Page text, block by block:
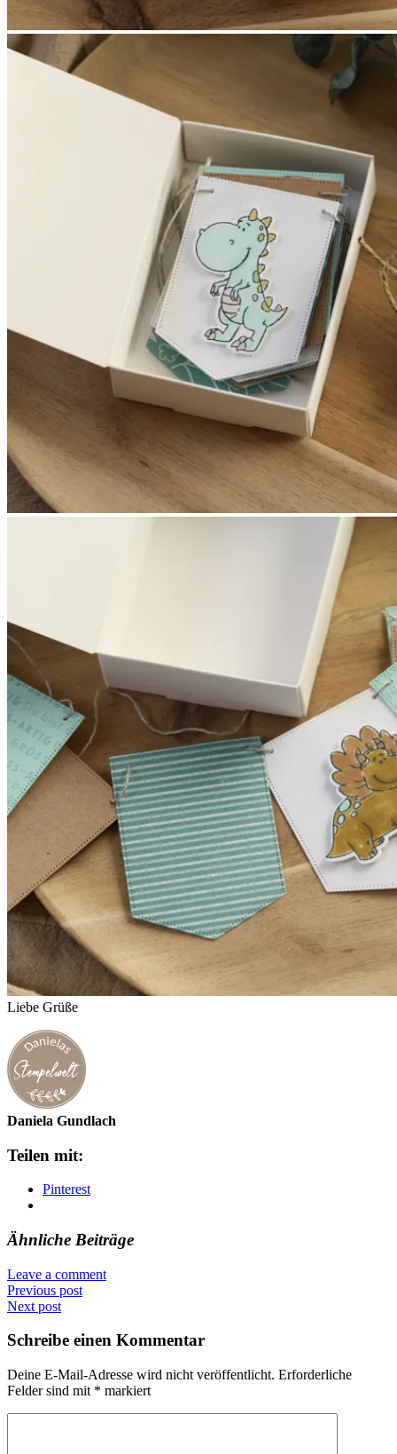
Liebe Grüße
Daniela Gundlach
Teilen mit:
Pinterest
Ähnliche Beiträge
Leave a comment
Previous post
Next post
Schreibe einen Kommentar
Deine E-Mail-Adresse wird nicht veröffentlicht. Erforderliche
Felder sind mit * markiert